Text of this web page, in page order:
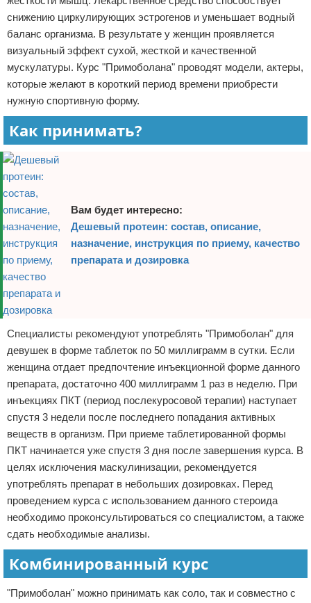
снижению циркулирующих эстрогенов и уменьшает водный
баланс организма. В результате у женщин проявляется
визуальный эффект сухой, жесткой и качественной
мускулатуры. Курс "Примоболана" проводят модели, актеры,
которые желают в короткий период времени приобрести
нужную спортивную форму.
Как принимать?
Вам будет интересно:
Дешевый протеин: состав, описание,
назначение, инструкция по приему, качество
препарата и дозировка
Специалисты рекомендуют употреблять "Примоболан" для
девушек в форме таблеток по 50 миллиграмм в сутки. Если
женщина отдает предпочтение инъекционной форме данного
препарата, достаточно 400 миллиграмм 1 раз в неделю. При
инъекциях ПКТ (период послекуросовой терапии) наступает
спустя 3 недели после последнего попадания активных
веществ в организм. При приеме таблетированной формы
ПКТ начинается уже спустя 3 дня после завершения курса. В
целях исключения маскулинизации, рекомендуется
употреблять препарат в небольших дозировках. Перед
проведением курса с использованием данного стероида
необходимо проконсультироваться со специалистом, а также
сдать необходимые анализы.
Комбинированный курс
"Примоболан" можно принимать как соло, так и совместно с